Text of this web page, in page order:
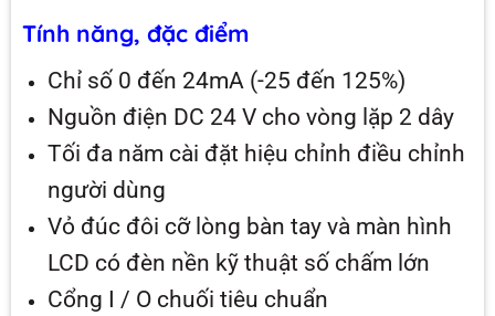
Tính năng, đặc điểm
Chỉ số 0 đến 24mA (-25 đến 125%)
Nguồn điện DC 24 V cho vòng lặp 2 dây
Tối đa năm cài đặt hiệu chỉnh điều chỉnh
người dùng
Vỏ đúc đôi cỡ lòng bàn tay và màn hình
LCD có đèn nền kỹ thuật số chấm lớn
Cổng I / O chuối tiêu chuẩn